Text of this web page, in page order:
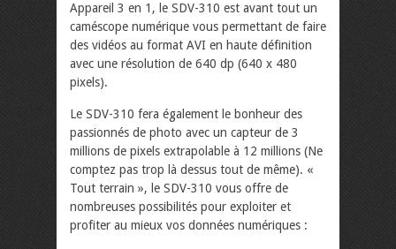
Appareil 3 en 1, le SDV-310 est avant tout un
caméscope numérique vous permettant de faire
des vidéos au format AVI en haute définition
avec une résolution de 640 dp (640 x 480
pixels).
Le SDV-310 fera également le bonheur des
passionnés de photo avec un capteur de 3
millions de pixels extrapolable à 12 millions (Ne
comptez pas trop là dessus tout de même). «
Tout terrain », le SDV-310 vous offre de
nombreuses possibilités pour exploiter et
profiter au mieux vos données numériques :